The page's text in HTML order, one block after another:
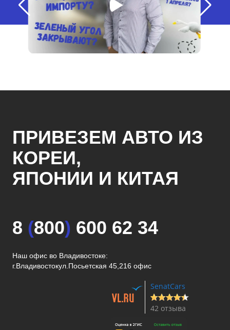
ПРИВЕЗЕМ АВТО ИЗ
КОРЕИ,
ЯПОНИИ И КИТАЯ
8 (800) 600 62 34
Наш офис во Владивостоке:
г.Владивостокул.Посьетская 45,216 офис
SenatCars
42 отзыва